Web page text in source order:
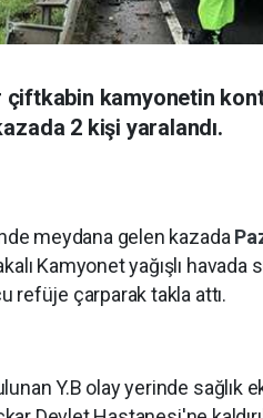
kamyonetin
2 kişi yaralandı.
meydana gelen kazada
Kamyonet yağışlı
refüje çarparak takla attı.
Y.B olay yerinde sağlık